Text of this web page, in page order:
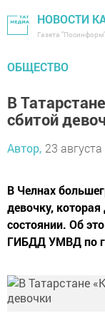
НОВОСТИ
Газета
ОБЩЕСТВО
В
сбитой
Автор, 23
В Челнах
девочку,
состоянии. Об
ГИБДД УМВД по